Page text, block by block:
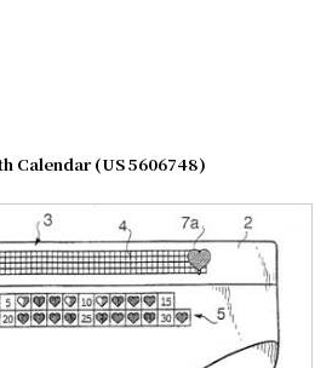
Calendar (US 5606748)